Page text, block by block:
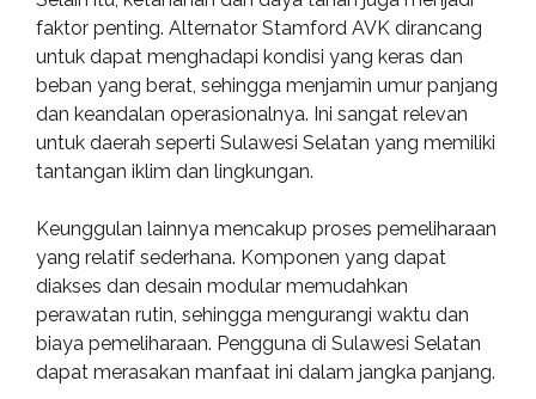
faktor penting. Alternator Stamford AVK dirancang
untuk dapat menghadapi kondisi yang keras dan
beban yang berat, sehingga menjamin umur panjang
dan keandalan operasionalnya. Ini sangat relevan
untuk daerah seperti Sulawesi Selatan yang memiliki
tantangan iklim dan lingkungan.
Keunggulan lainnya mencakup proses pemeliharaan
yang relatif sederhana. Komponen yang dapat
diakses dan desain modular memudahkan
perawatan rutin, sehingga mengurangi waktu dan
biaya pemeliharaan. Pengguna di Sulawesi Selatan
dapat merasakan manfaat ini dalam jangka panjang.